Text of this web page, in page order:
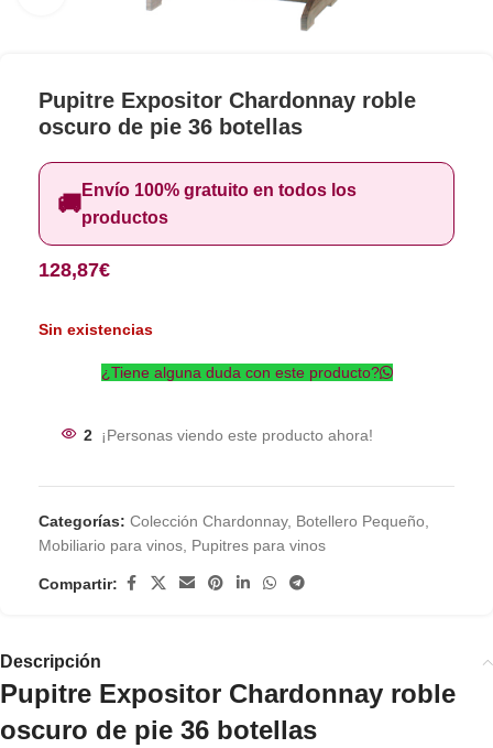
Pupitre Expositor Chardonnay roble
oscuro de pie 36 botellas
🚚Envío 100% gratuito en todos los
productos
128,87€
Sin existencias
¿Tiene alguna duda con este producto?
2 ¡Personas viendo este producto ahora!
Categorías: Colección Chardonnay, Botellero Pequeño
Mobiliario para vinos Pupitres para vinos
Compartir:
Descripción
Pupitre Expositor Chardonnay roble
oscuro de pie 36 botellas